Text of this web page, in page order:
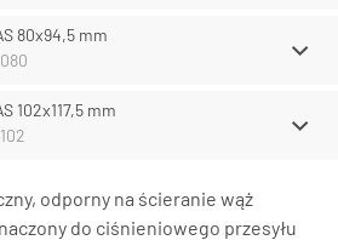
80x94,5 mm
102x117,5 mm
odporny na ścieranie wąż
do ciśnieniowego przesyłu